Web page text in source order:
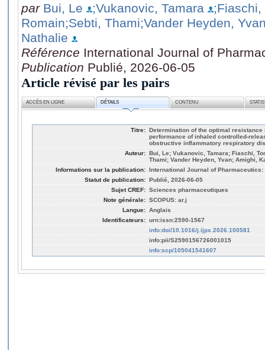
par Bui, Le ;Vukanovic, Tamara
;Fiaschi,
Romain;Sebti, Thami;Vander Heyden,
Nathalie
Référence International Journal of
Publication Publié, 2026-06-05
Article révisé par les pairs
ACCÈS EN LIGNE DÉTAILS CONTENU
Titre: Determination of the optimal
performance of inhaled controlled-
obstructive inflammatory respiratory
Auteur: Bui, Le; Vukanovic, Tamara; Fiaschi,
Thami; Vander Heyden, Yvan; Amighi,
Informations sur la publication: International Journal of Pharmaceutics:
Statut de publication: Publié, 2026-06-05
Sujet CREF: Sciences pharmaceutiques
Note générale: SCOPUS: ar.j
Langue: Anglais
Identificateurs: urn:issn:2590-1567
info:doi/10.1016/j.ijpx.2026.100581
info:pii/S2590156726001015
info:scp/105041541607